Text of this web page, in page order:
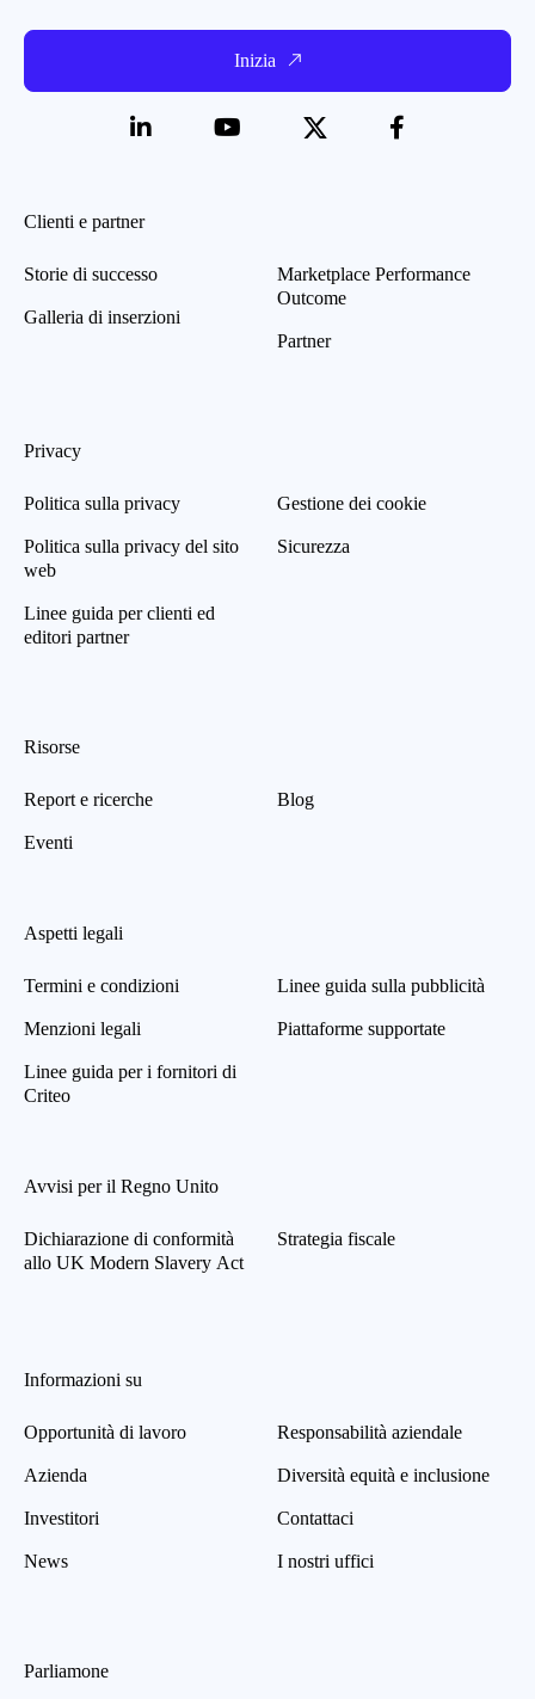
Inizia
Clienti e partner
Storie di successo
Galleria di inserzioni
Marketplace Performance
Outcome
Partner
Privacy
Politica sulla privacy
Politica sulla privacy del sito
web
Linee guida per clienti ed
editori partner
Gestione dei cookie
Sicurezza
Risorse
Report e ricerche
Eventi
Blog
Aspetti legali
Termini e condizioni
Menzioni legali
Linee guida per i fornitori di
Criteo
Linee guida sulla pubblicità
Piattaforme supportate
Avvisi per il Regno Unito
Dichiarazione di conformità
allo UK Modern Slavery Act
Strategia fiscale
Informazioni su
Opportunità di lavoro
Azienda
Investitori
News
Responsabilità aziendale
Diversità equità e inclusione
Contattaci
I nostri uffici
Parliamone